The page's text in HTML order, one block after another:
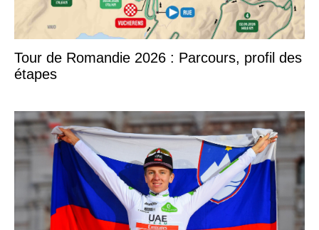
Tour de Romandie 2026 : Parcours, profil des
étapes